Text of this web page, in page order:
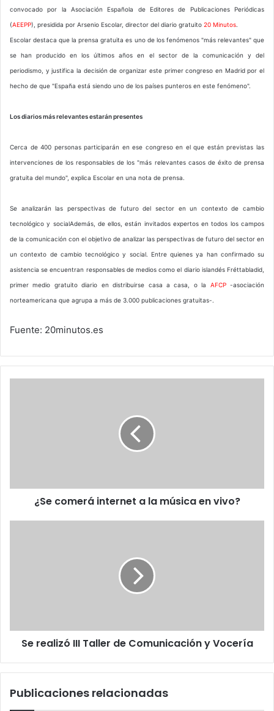
convocado por la Asociación Española de Editores de Publicaciones Periódicas
(AEEPP), presidida por Arsenio Escolar, director del diario gratuito 20 Minutos
Escolar destaca que la prensa gratuita es uno de los fenómenos "más relevantes" que
se han producido en los últimos años en el sector de la comunicación y del
periodismo, y justifica la decisión de organizar este primer congreso en Madrid por el
hecho de que "España está siendo uno de los países punteros en este fenómeno".
Los diarios más relevantes estarán presentes
Cerca de 400 personas participarán en ese congreso en el que están previstas las
intervenciones de los responsables de los "más relevantes casos de éxito de prensa
gratuita del mundo", explica Escolar en una nota de prensa.
Se analizarán las perspectivas de futuro del sector en un contexto de cambio
tecnológico y socialAdemás, de ellos, están invitados expertos en todos los campos
de la comunicación con el objetivo de analizar las perspectivas de futuro del sector en
un contexto de cambio tecnológico y social. Entre quienes ya han confirmado su
asistencia se encuentran responsables de medios como el diario islandés Fréttabladid,
primer medio gratuito diario en distribuirse casa a casa, o la AFCP-asociación
norteamericana que agrupa a más de 3.000 publicaciones gratuitas-.
Fuente: 20minutos.es
¿Se comerá internet a la música en vivo?
Se realizó III Taller de Comunicación y Vocería
Publicaciones relacionadas